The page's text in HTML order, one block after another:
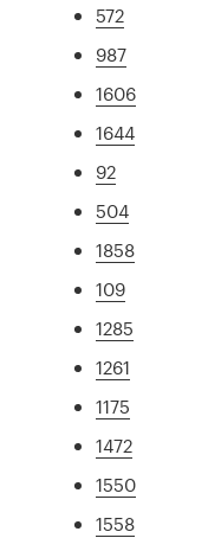
572
987
1606
1644
92
504
1858
109
1285
1261
1175
1472
1550
1558